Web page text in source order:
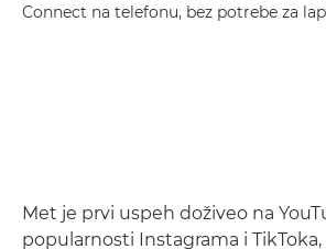
Connect na telefonu, bez potrebe za
Met je prvi uspeh doživeo na
popularnosti Instagrama i